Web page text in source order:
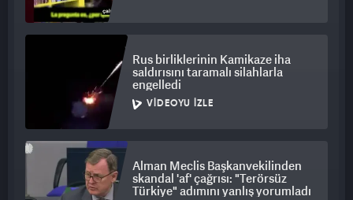
Rus birliklerinin Kamikaze iha
saldırısını taramalı silahlarla
engelledi
VIDEOYU İZLE
Alman Meclis Başkanvekilinden
skandal 'af' çağrısı: "Terörsüz
Türkiye" adımını yanlış yorumladı